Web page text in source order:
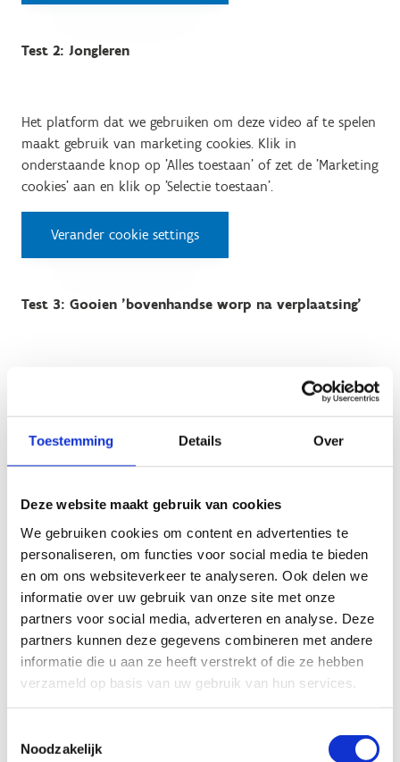
Toestemming Details Over
Deze website maakt gebruik van cookies
We gebruiken cookies om content en advertenties te
personaliseren, om functies voor social media te bieden
en om ons websiteverkeer te analyseren. Ook delen we
informatie over uw gebruik van onze site met onze
partners voor social media, adverteren en analyse. Deze
partners kunnen deze gegevens combineren met andere
informatie die u aan ze heeft verstrekt of die ze hebben
verzameld op basis van uw gebruik van hun services.
Noodzakelijk
Test 2: Jongleren
Het platform dat we gebruiken om deze video af te spelen
maakt gebruik van marketing cookies. Klik in
onderstaande knop op 'Alles toestaan' of zet de 'Marketing
cookies' aan en klik op 'Selectie toestaan'.
Verander cookie settings
Test 3: Gooien 'bovenhandse worp na verplaatsing'
Het platform dat we gebruiken om deze video af te spelen
onderstaande knop op 'Alles toestaan' of zet de 'Marketing
cookies' aan en klik op 'Selectie toestaan'.
Test 4: Hoge opslag
Het platform dat we gebruiken om deze video af te spelen
maakt gebruik van marketing cookies. Klik in
onderstaande knop op 'Alles toestaan' of zet de 'Marketing
cookies' aan en klik op 'Selectie toestaan'.
Verander cookie settings